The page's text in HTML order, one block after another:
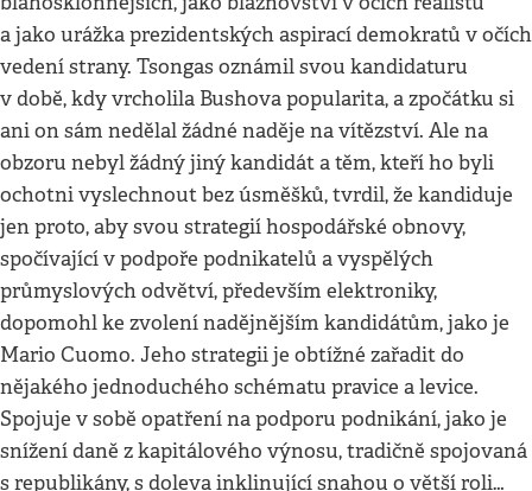
a jako urážka prezidentských aspirací demokratů v očích
vedení strany. Tsongas oznámil svou kandidaturu
v době, kdy vrcholila Bushova popularita, a zpočátku si
ani on sám nedělal žádné naděje na vítězství. Ale na
obzoru nebyl žádný jiný kandidát a těm, kteří ho byli
ochotni vyslechnout bez úsměšků, tvrdil, že kandiduje
jen proto, aby svou strategií hospodářské obnovy,
spočívající v podpoře podnikatelů a vyspělých
průmyslových odvětví, především elektroniky,
dopomohl ke zvolení nadějnějším kandidátům, jako je
Mario Cuomo. Jeho strategii je obtížné zařadit do
nějakého jednoduchého schématu pravice a levice.
Spojuje v sobě opatření na podporu podnikání, jako je
snížení daně z kapitálového výnosu, tradičně spojovaná
s republikány, s doleva inklinující snahou o větší roli…